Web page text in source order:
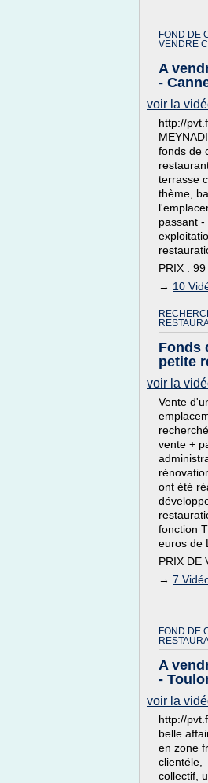
FOND DE
VENDRE
A
-
voir la
http://
fonds de
terrasse
thème,
passant
PRIX :
→ 10
Fonds
petite
voir la
Vente
vente +
ont été
fonction
euros de
PRIX DE
→ 7
FOND DE
A
-
voir la
http://
belle
en zone
clientéle,
collectif,